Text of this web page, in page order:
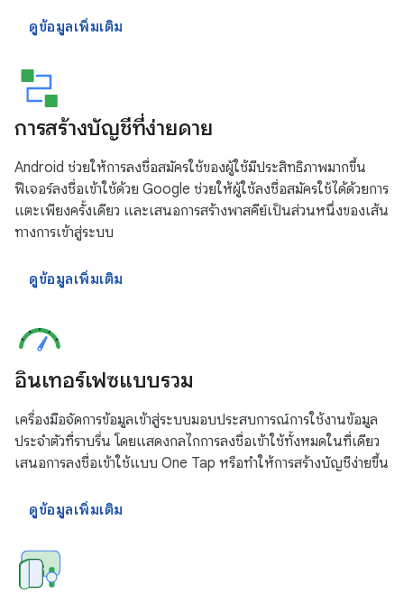
ดูข้อมูลเพิ่มเติม
การสร้างบัญชีที่ง่ายดาย
Android ช่วยให้การลงชื่อสมัครใช้ของผู้ใช้มีประสิทธิภาพมากขึ้น
ฟีเจอร์ลงชื่อเข้าใช้ด้วย Google ช่วยให้ผู้ใช้ลงชื่อสมัครใช้ได้ด้วยการ
แตะเพียงครั้งเดียว และเสนอการสร้างพาสคีย์เป็นส่วนหนึ่งของเส้น
ทางการเข้าสู่ระบบ
ดูข้อมูลเพิ่มเติม
อินเทอร์เฟซแบบรวม
เครื่องมือจัดการข้อมูลเข้าสู่ระบบมอบประสบการณ์การใช้งานข้อมูล
ประจำตัวที่ราบรื่น โดยแสดงกลไกการลงชื่อเข้าใช้ทั้งหมดในที่เดียว
เสนอการลงชื่อเข้าใช้แบบ One Tap หรือทำให้การสร้างบัญชีง่ายขึ้น
ดูข้อมูลเพิ่มเติม